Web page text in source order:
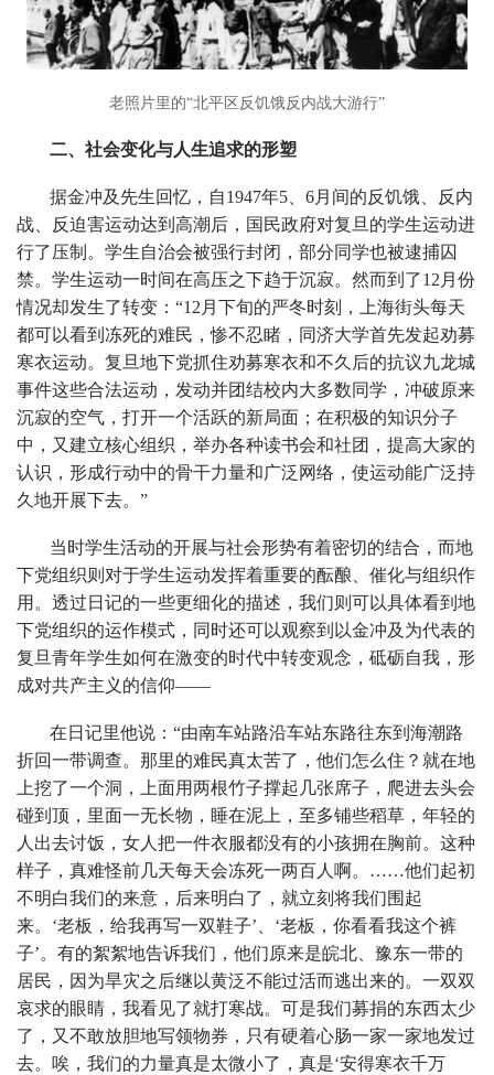
老照片里的“北平区反饥饿反内战大游行”
二、社会变化与人生追求的形塑
据金冲及先生回忆，自1947年5、6月间的反饥饿、反内
战、反迫害运动达到高潮后，国民政府对复旦的学生运动进
行了压制。学生自治会被强行封闭，部分同学也被逮捕囚
禁。学生运动一时间在高压之下趋于沉寂。然而到了12月份
情况却发生了转变：“12月下旬的严冬时刻，上海街头每天
都可以看到冻死的难民，惨不忍睹，同济大学首先发起劝募
寒衣运动。复旦地下党抓住劝募寒衣和不久后的抗议九龙城
事件这些合法运动，发动并团结校内大多数同学，冲破原来
沉寂的空气，打开一个活跃的新局面；在积极的知识分子
中，又建立核心组织，举办各种读书会和社团，提高大家的
认识，形成行动中的骨干力量和广泛网络，使运动能广泛持
久地开展下去。”
当时学生活动的开展与社会形势有着密切的结合，而地
下党组织则对于学生运动发挥着重要的酝酿、催化与组织作
用。透过日记的一些更细化的描述，我们则可以具体看到地
下党组织的运作模式，同时还可以观察到以金冲及为代表的
复旦青年学生如何在激变的时代中转变观念，砥砺自我，形
成对共产主义的信仰——
在日记里他说：“由南车站路沿车站东路往东到海潮路
折回一带调查。那里的难民真太苦了，他们怎么住？就在地
上挖了一个洞，上面用两根竹子撑起几张席子，爬进去头会
碰到顶，里面一无长物，睡在泥上，至多铺些稻草，年轻的
人出去讨饭，女人把一件衣服都没有的小孩拥在胸前。这种
样子，真难怪前几天每天会冻死一两百人啊。……他们起初
不明白我们的来意，后来明白了，就立刻将我们围起
来。‘老板，给我再写一双鞋子’、‘老板，你看看我这个裤
子’。有的絮絮地告诉我们，他们原来是皖北、豫东一带的
居民，因为旱灾之后继以黄泛不能过活而逃出来的。一双双
哀求的眼睛，我看见了就打寒战。可是我们募捐的东西太少
了，又不敢放胆地写领物券，只有硬着心肠一家一家地发过
去。唉，我们的力量真是太微小了，真是‘安得寒衣千万